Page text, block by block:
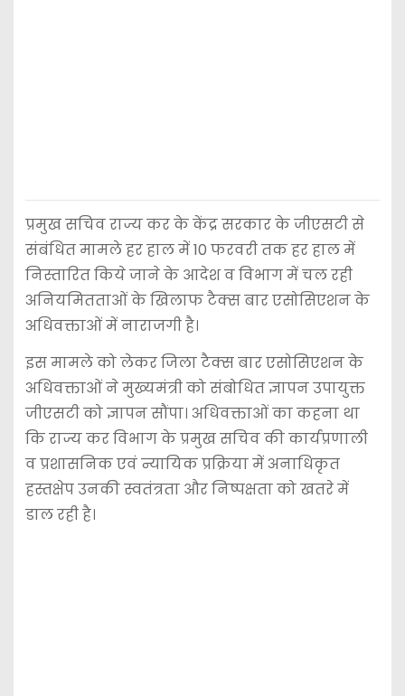
प्रमुख सचिव राज्य कर के केंद्र सरकार के जीएसटी से
संबंधित मामले हर हाल में 10 फरवरी तक हर हाल में
निस्तारित किये जाने के आदेश व विभाग में चल रही
अनियमितताओं के खिलाफ टैक्स बार एसोसिएशन के
अधिवक्ताओं में नाराजगी है।
इस मामले को लेकर जिला टैक्स बार एसोसिएशन के
अधिवक्ताओं ने मुख्यमंत्री को संबोधित ज्ञापन उपायुक्त
जीएसटी को ज्ञापन सौंपा। अधिवक्ताओं का कहना था
कि राज्य कर विभाग के प्रमुख सचिव की कार्यप्रणाली
व प्रशासनिक एवं न्यायिक प्रक्रिया में अनाधिकृत
हस्तक्षेप उनकी स्वतंत्रता और निष्पक्षता को खतरे में
डाल रही है।